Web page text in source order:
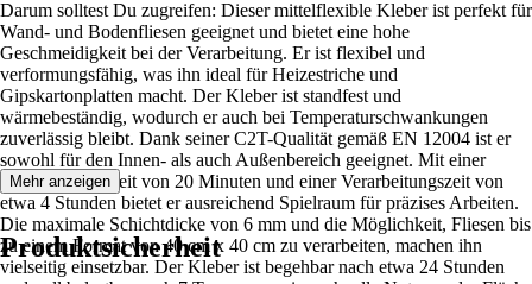
Darum solltest Du zugreifen: Dieser mittelflexible Kleber ist perfekt für
Wand- und Bodenfliesen geeignet und bietet eine hohe
Geschmeidigkeit bei der Verarbeitung. Er ist flexibel und
verformungsfähig, was ihn ideal für Heizestriche und
Gipskartonplatten macht. Der Kleber ist standfest und
wärmebeständig, wodurch er auch bei Temperaturschwankungen
zuverlässig bleibt. Dank seiner C2T-Qualität gemäß EN 12004 ist er
sowohl für den Innen- als auch Außenbereich geeignet. Mit einer
Klebeoffenen Zeit von 20 Minuten und einer Verarbeitungszeit von
etwa 4 Stunden bietet er ausreichend Spielraum für präzises Arbeiten.
Die maximale Schichtdicke von 6 mm und die Möglichkeit, Fliesen bis
zu einem Format von 40 cm x 40 cm zu verarbeiten, machen ihn
vielseitig einsetzbar. Der Kleber ist begehbar nach etwa 24 Stunden
Mehr anzeigen
Produktsicherheit